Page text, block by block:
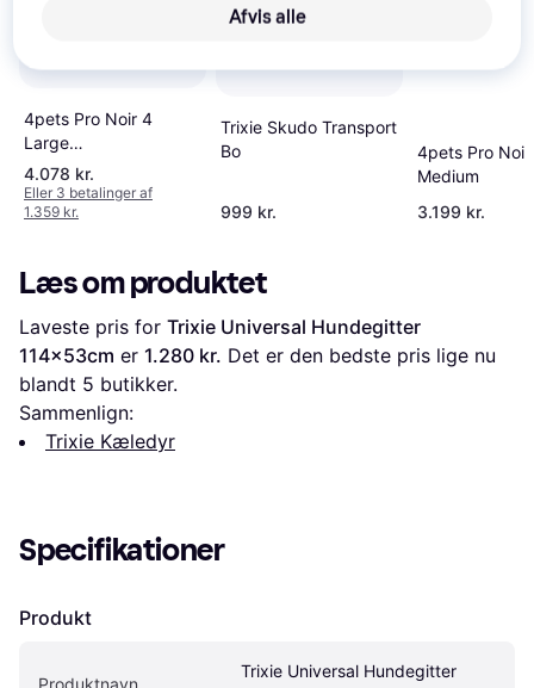
4pets Pro Noir 4
Large
66×81.5×93.5cm
66x93.5cm
4.078 kr.
Eller 3 betalinger af
1.359 kr.
Trixie Skudo Transport
Bo
999 kr.
4pets Pro Noir
Medium
3.199 kr.
Læs om produktet
Laveste pris for Trixie Universal Hundegitter
114x53cm er 1.280 kr. Det er den bedste pris lige nu
blandt 5 butikker.
Sammenlign:
Trixie Kæledyr
Specifikationer
Produkt
Produktnavn
Trixie Universal Hundegitter
Afvis alle